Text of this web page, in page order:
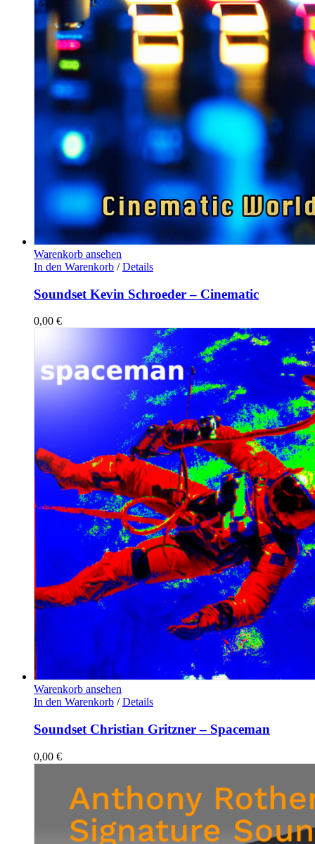
Warenkorb ansehen
In den Warenkorb / Details
Soundset Kevin Schroeder – Cinematic
0,00 €
Warenkorb ansehen
In den Warenkorb / Details
Soundset Christian Gritzner – Spaceman
0,00 €